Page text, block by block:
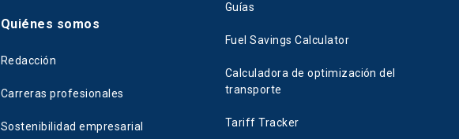
Quiénes somos
Redacción
Carreras profesionales
Sostenibilidad empresarial
Guías
Fuel Savings Calculator
Calculadora de optimización del
transporte
Tariff Tracker